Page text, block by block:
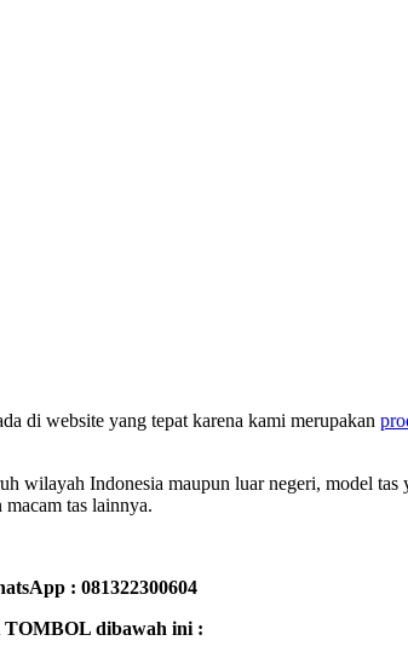
di website yang tepat karena kami merupakan
Indonesia maupun luar negeri, model tas
tas lainnya.
: 081322300604
dibawah ini :